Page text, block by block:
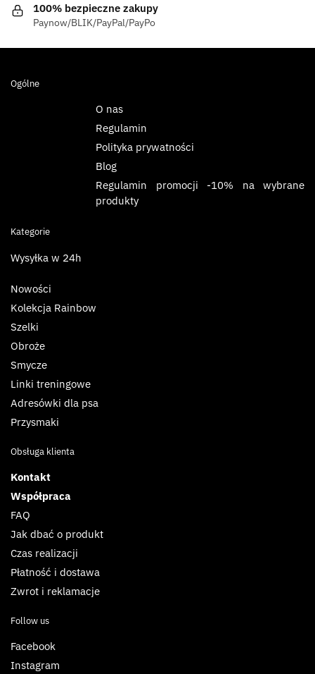
100% bezpieczne zakupy
Paynow/BLIK/PayPal/PayPo
Ogólne
O nas
Regulamin
Polityka prywatności
Blog
Regulamin promocji -10% na wybrane
produkty
Kategorie
Wysyłka w 24h
Nowości
Kolekcja Rainbow
Szelki
Obroże
Smycze
Linki treningowe
Adresówki dla psa
Przysmaki
Obsługa klienta
Kontakt
Współpraca
FAQ
Jak dbać o produkt
Czas realizacji
Płatność i dostawa
Zwrot i reklamacje
Follow us
Facebook
Instagram